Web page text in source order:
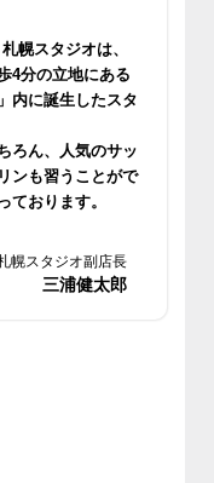
幌スタジオは、
4分の立地にある
内に誕生したスタ
ろん、人気のサッ
ンも習うことがで
ております。
でください。
幌スタジオ副店長
三浦健太郎